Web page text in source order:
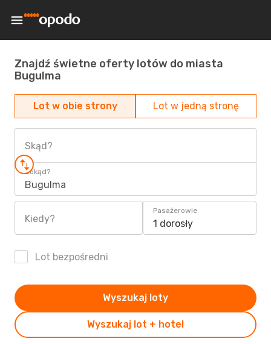
Znajdź świetne oferty lotów do miasta
Bugulma
Lot w obie strony Lot w jedną stronę
Skąd?
Dokąd?
Bugulma
Kiedy?
Pasażerowie
1 dorosły
Lot bezpośredni
Wyszukaj lot + hotel
Wyszukaj loty